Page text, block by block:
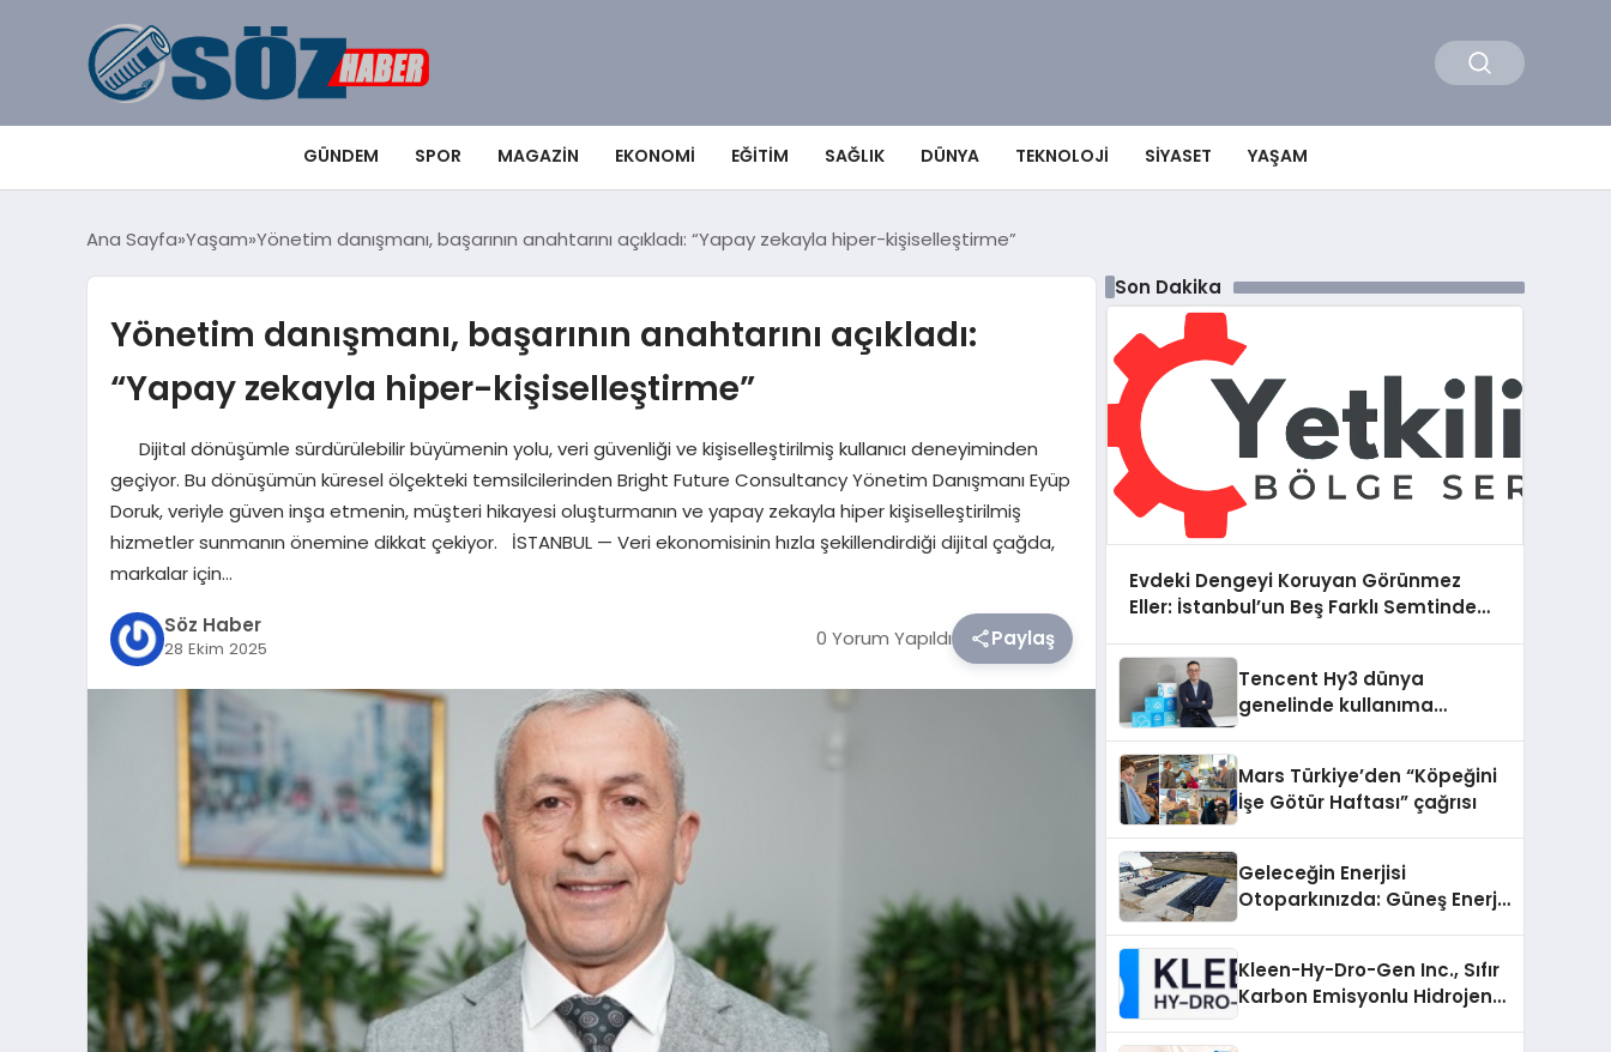
GÜNDEM SPOR MAGAZIN EKONOMI EĞITIM SAĞLIK DÜNYA TEKNOLOJI SIYASET YAŞAM
Ana Sayfa Yaşam Yönetim danışmanı, başarının anahtarını açıkladı: “Yapay zekayla hiper-kişiselleştirme”
Yönetim danışmanı, başarının anahtarını açıkladı:
“Yapay zekayla hiper-kişiselleştirme”
Dijital dönüşümle sürdürülebilir büyümenin yolu, veri güvenliği ve kişiselleştirilmiş kullanıcı deneyiminden
geçiyor. Bu dönüşümün küresel ölçekteki temsilcilerinden Bright Future Consultancy Yönetim Danışmanı Eyüp
Doruk, veriyle güven inşa etmenin, müşteri hikayesi oluşturmanın ve yapay zekayla hiper kişiselleştirilmiş
hizmetler sunmanın önemine dikkat çekiyor. İSTANBUL — Veri ekonomisinin hızla şekillendirdiği dijital çağda,
markalar için…
Söz Haber
28 Ekim 2025 0 Yorum Yapıldı Paylaş
Son Dakika
Evdeki Dengeyi Koruyan Görünmez
Eller: İstanbul’un Beş Farklı Semtinde
Tencent Hy3 dünya
genelinde kullanıma
Mars Türkiye’den “Köpeğini
İşe Götür Haftası” çağrısı
Geleceğin Enerjisi
Otoparkınızda: Güneş Enerjili
Kleen-Hy-Dro-Gen Inc., Sıfır
Karbon Emisyonlu Hidrojen